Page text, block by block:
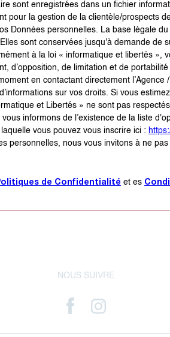
sont enregistrées dans un fichier
pour la gestion de la clientèle/prospects
Données personnelles. La base légale
sont conservées jusqu'à demande de
à la loi « informatique et libertés »,
d’opposition, de limitation et de
en contactant directement l’Agence
sur vos droits. Si vous
et Libertés » ne sont pas
informons de l’existence de la liste
vous pouvez vous inscrire ici :
personnelles, nous vous invitons à ne
de Confidentialité et es
NOUS SUIVRE